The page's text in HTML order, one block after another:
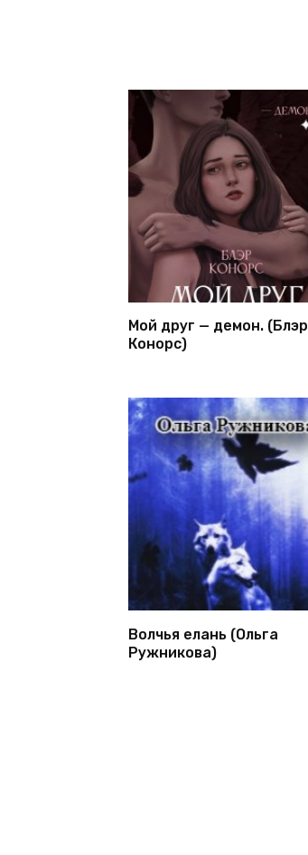
Мой друг — демон. (Блэр
Конорс)
Волчья елань (Ольга
Ружникова)